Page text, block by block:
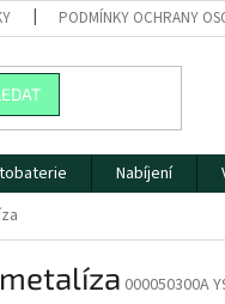
PODMÍNKY OCHRANY
Nabíjení
000050300A